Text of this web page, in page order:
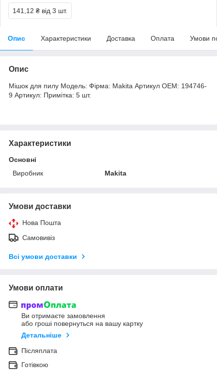
141,12 ₴ від 3 шт.
Опис Характеристики Доставка Оплата Умови
Опис
Мішок для пилу Модель: Фірма: Makita Артикул OEM: 194746-
9 Артикул: Примітка: 5 шт.
Характеристики
Основні
Виробник
Makita
Умови доставки
Нова Пошта
Самовивіз
Всі умови доставки
Умови оплати
Ви отримаєте замовлення
або гроші повернуться на вашу картку
Детальніше
Післяплата
Готівкою